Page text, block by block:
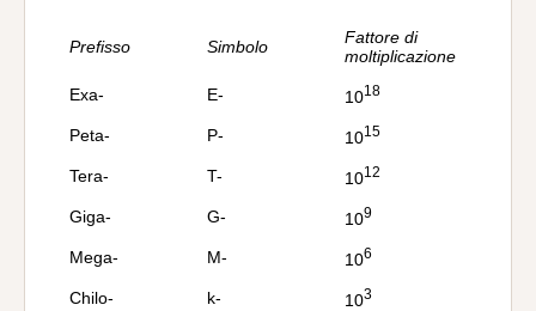
Prefisso Simbolo
Fattore di
moltiplicazione
Exa-
E- 1018
Peta- P- 1015
Tera- T- 1012
Giga- G- 109
Mega- M- 106
Chilo- k- 103